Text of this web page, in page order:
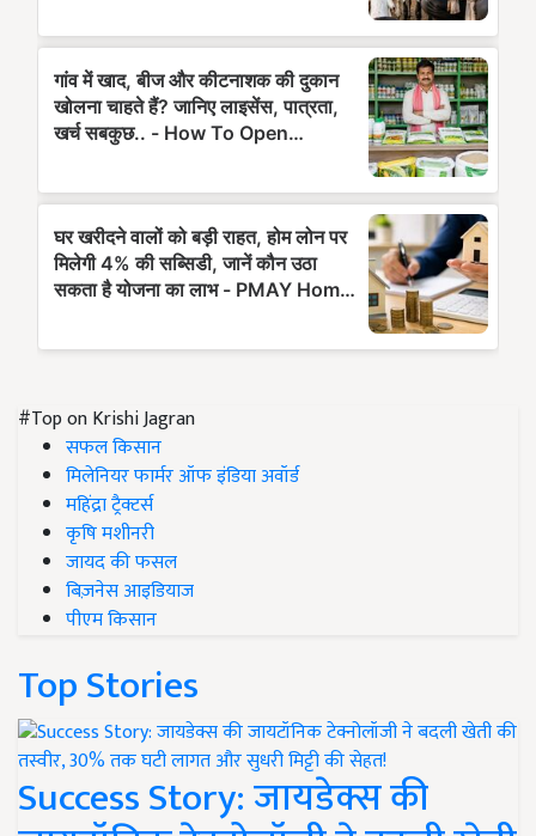
#Top on Krishi Jagran
सफल किसान
मिलेनियर फार्मर ऑफ इंडिया अवॉर्ड
महिंद्रा ट्रैक्टर्स
कृषि मशीनरी
जायद की फसल
बिज़नेस आइडियाज
पीएम किसान
Top Stories
Success Story: जायडेक्स की